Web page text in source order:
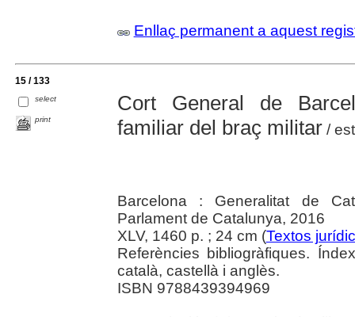
Enllaç permanent a aquest
15 / 133
select
print
Cort General de
familiar del braç militar/
Barcelona : Generalitat de
Parlament de Catalunya, 2016
XLV, 1460 p. ; 24 cm (Textos
Referències bibliogràfiques.
català, castellà i anglès.
ISBN 9788439394969